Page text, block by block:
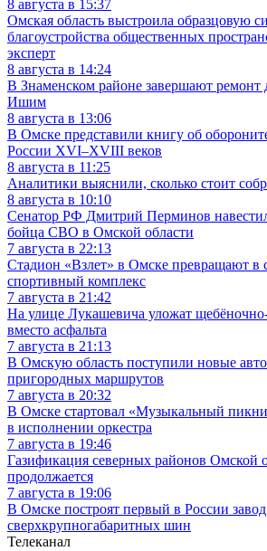
8 августа в 15:37
Омская область выстроила образцовую
благоустройства общественных
эксперт
8 августа в 14:24
В Знаменском районе завершают ремонт
Ишим
8 августа в 13:06
В Омске представили книгу об
России XVI–XVIII веков
8 августа в 11:25
Аналитики выяснили, сколько стоит
8 августа в 10:10
Сенатор РФ Дмитрий Перминов
бойца СВО в Омской области
7 августа в 22:13
Стадион «Взлет» в Омске превращают в
спортивный комплекс
7 августа в 21:42
На улице Лукашевича уложат
вместо асфальта
7 августа в 21:13
В Омскую область поступили новые
пригородных маршрутов
7 августа в 20:32
В Омске стартовал «Музыкальный
в исполнении оркестра
7 августа в 19:46
Газификация северных районов Омской
продолжается
7 августа в 19:06
В Омске построят первый в России завод
сверхкрупногабаритных шин
Телеканал